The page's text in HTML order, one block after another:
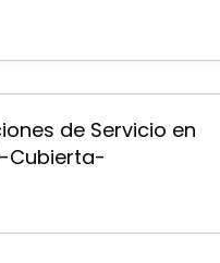
de Servicio en
Cubierta-